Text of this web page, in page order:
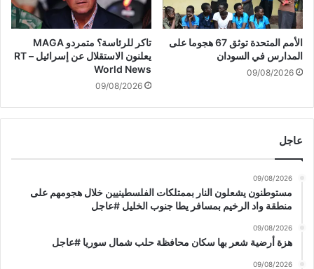
الأمم المتحدة توثق 67 هجوما على
المدارس في السودان
09/08/2026
تاكر للرئاسة؟ متمردو MAGA
يعلنون الاستقلال عن إسرائيل – RT
World News
09/08/2026
عاجل
09/08/2026
مستوطنون يشعلون النار بممتلكات الفلسطينيين خلال هجومهم على
منطقة واد الرخيم بمسافر يطا جنوب الخليل #عاجل
09/08/2026
هزة أرضية شعر بها سكان محافظة حلب شمال سوريا #عاجل
09/08/2026